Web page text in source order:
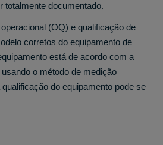
totalmente documentado.
(OQ) e qualificação de
corretos do equipamento de
está de acordo com a
o método de medição
do equipamento pode se